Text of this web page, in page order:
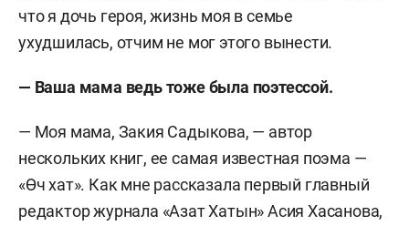
что я дочь героя, жизнь моя в семье
ухудшилась, отчим не мог этого вынести.
— Ваша мама ведь тоже была поэтессой.
— Моя мама, Закия Садыкова, — автор
нескольких книг, ее самая известная поэма —
«Өч хат». Как мне рассказала первый главный
редактор журнала «Азат Хатын» Асия Хасанова,